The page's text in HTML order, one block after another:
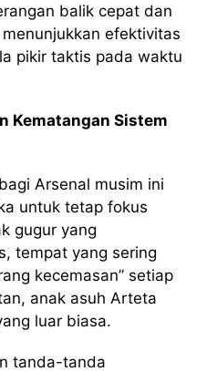
balik cepat dan
efektivitas
pikir taktis pada waktu
Kematangan Sistem
Arsenal musim ini
untuk tetap fokus
gugur yang
tempat yang sering
kecemasan” setiap
anak asuh Arteta
luar biasa.
tanda-tanda